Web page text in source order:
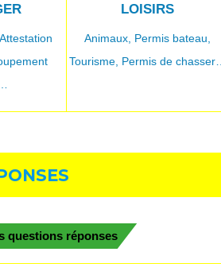
Attestation
LOISIRS
Animaux, Permis bateau,
Tourisme, Permis de chasser…
questions réponses